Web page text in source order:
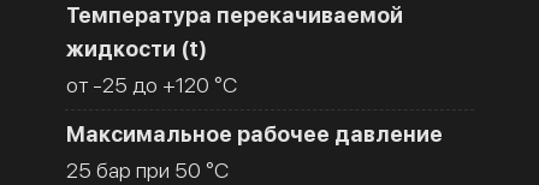
Температура перекачиваемой
жидкости (t)
от -25 до +120 °C
Максимальное рабочее давление
25 бар при 50 °C